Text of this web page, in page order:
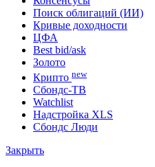
Поиск облигаций (ИИ)
Кривые доходности
ЦФА
Best bid/ask
Золото
Крипто new
Сбондс-ТВ
Watchlist
Надстройка XLS
Сбондс Люди
Закрыть